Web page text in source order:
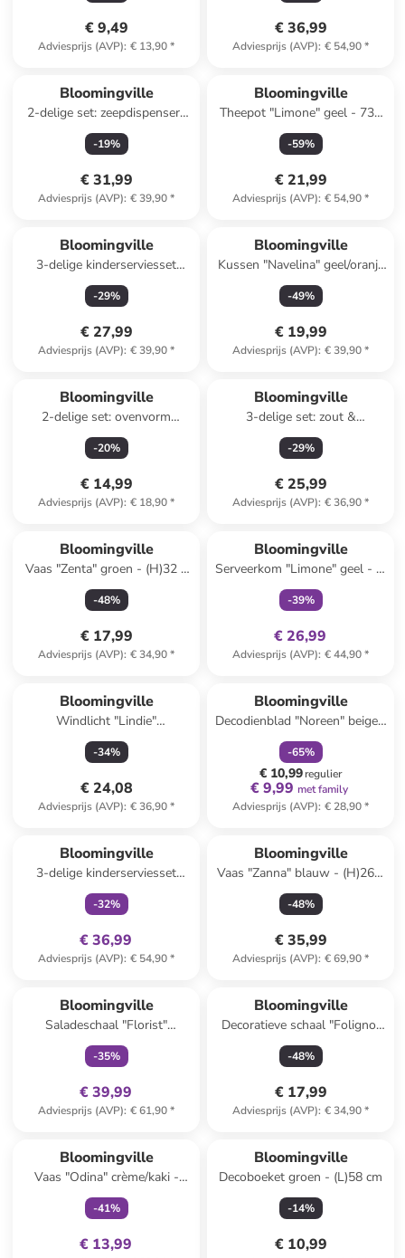
€ 9,49
Adviesprijs (AVP): € 13,90*
€ 36,99
Adviesprijs (AVP): € 54,90*
Bloomingville
2-delige set: zeepdispensers
"Cheran" groen/beige
-19%
€ 31,99
Adviesprijs (AVP): € 39,90*
Bloomingville
Theepot "Limone" geel - 730
ml
-59%
€ 21,99
Adviesprijs (AVP): € 54,90*
Bloomingville
3-delige kinderserviesset
"Jesse" wit/oranje
-29%
€ 27,99
Adviesprijs (AVP): € 39,90*
Bloomingville
Kussen "Navelina" geel/oranje
- (L)38 x (B)23 cm
-49%
€ 19,99
Adviesprijs (AVP): € 39,90*
Bloomingville
2-delige set: ovenvorm
"Thanos" beige - (H)8 cm
-20%
€ 14,99
Adviesprijs (AVP): € 18,90*
Bloomingville
3-delige set: zout &
peperstrooier "Bea"
crème/bruin - (H)11 cm
-29%
€ 25,99
Adviesprijs (AVP): € 36,90*
Bloomingville
Vaas "Zenta" groen - (H)32 x
Ø 13 cm
-48%
€ 17,99
Adviesprijs (AVP): € 34,90*
Bloomingville
Serveerkom "Limone" geel - Ø
21 cm
-39%
€ 26,99
Adviesprijs (AVP): € 44,90*
Bloomingville
Windlicht "Lindie"
wit/grijs/lichtbruin - (H)12 x Ø
12 cm
-34%
€ 24,08
Adviesprijs (AVP): € 36,90*
Bloomingville
Decodienblad "Noreen" beige -
Ø 29 cm
-65%
€ 10,99regulier
€ 9,99 met family
Adviesprijs (AVP): € 28,90*
Bloomingville
3-delige kinderserviesset
"Charlie" wit/lichtblauw
-32%
€ 36,99
Adviesprijs (AVP): € 54,90*
Bloomingville
Vaas "Zanna" blauw - (H)26 x
Ø 17,5 cm
-48%
€ 35,99
Adviesprijs (AVP): € 69,90*
Bloomingville
Saladeschaal "Florist"
meerkleurig - Ø 26,5 cm
-35%
€ 39,99
Adviesprijs (AVP): € 61,90*
Bloomingville
Decoratieve schaal "Foligno"
wit - (B)27 x (H)6 x (D)14 cm
-48%
€ 17,99
Adviesprijs (AVP): € 34,90*
Bloomingville
Vaas "Odina" crème/kaki -
(H)21 x Ø 9 cm
-41%
€ 13,99
Bloomingville
Decoboeket groen - (L)58 cm
-14%
€ 10,99